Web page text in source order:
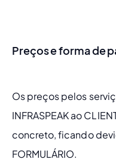
Preços e forma de
Os preços pelos
INFRASPEAK ao
concreto, ficando
FORMULÁRIO.